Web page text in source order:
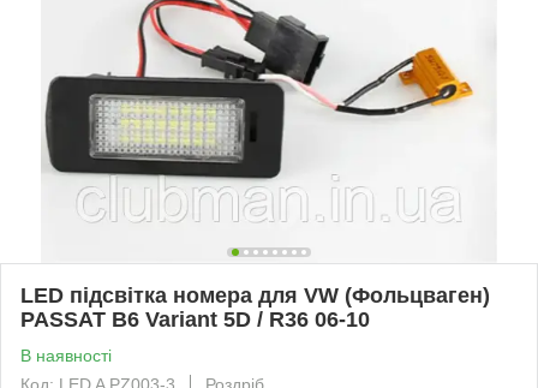
LED підсвітка номера для VW (Фольцваген)
PASSAT B6 Variant 5D / R36 06-10
В наявності
Код: LED A PZ003-3
Роздріб